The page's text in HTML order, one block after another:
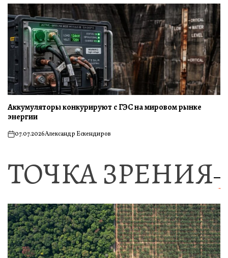
Аккумуляторы конкурируют с ГЭС на мировом рынке
энергии
on07.07.2026Александр Ескендиров
ТОЧКА ЗРЕНИЯ